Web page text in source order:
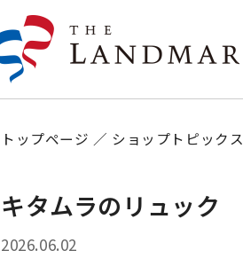
トップページ ショップトピックス
キタムラのリュック
2026.06.02